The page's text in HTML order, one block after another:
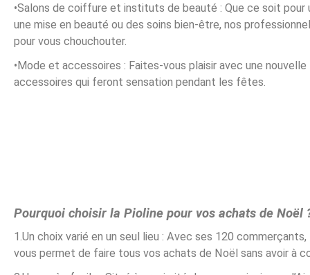
•Salons de coiffure et instituts de beauté : Que ce soit pour
une mise en beauté ou des soins bien-être, nos
pour vous chouchouter.
•Mode et accessoires : Faites-vous plaisir avec une
accessoires qui feront sensation pendant les fêtes.
Pourquoi choisir la Pioline pour vos achats de Noël
1.Un choix varié en un seul lieu : Avec ses 120 commerçants,
vous permet de faire tous vos achats de Noël sans avoir à